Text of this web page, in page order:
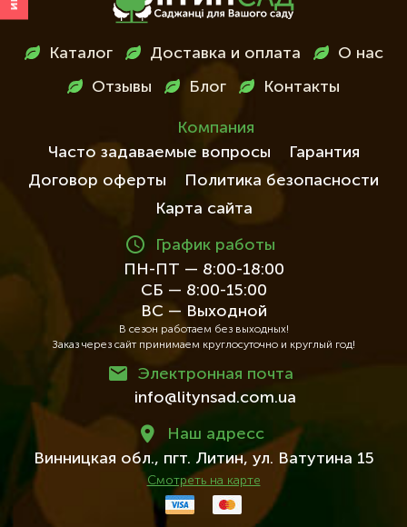
МенюКаталог Доставка и оплата О нас
Отзывы Блог Контакты
Компания
Часто задаваемые вопросы
Гарантия
Договор оферты
Политика безопасности
Карта сайта
График работы
ПН-ПТ — 8:00-18:00
СБ — 8:00-15:00
ВС — Выходной
В сезон работаем без выходных!
Заказ через сайт принимаем круглосуточно и круглый год!
Электронная почта
info@litynsad.com.ua
Наш адресc
Винницкая обл., пгт. Литин, ул. Ватутина 15
Смотреть на карте